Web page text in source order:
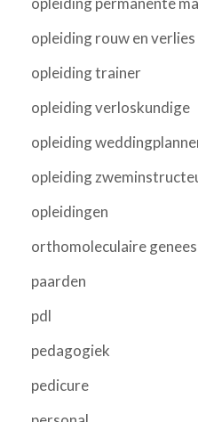
opleiding rouw en verlies
opleiding trainer
opleiding verloskundige
opleiding
opleiding
opleidingen
orthomoleculaire
paarden
pdl
pedagogiek
pedicure